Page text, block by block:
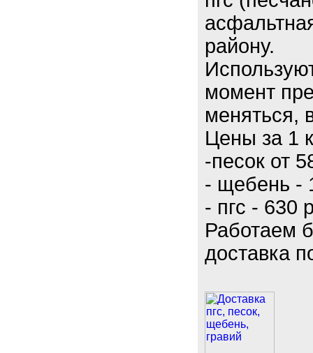
району.
момент
меняться,
Цены за 1
-песок от
- щебень -
- пгс - 630
Работаем
доставка